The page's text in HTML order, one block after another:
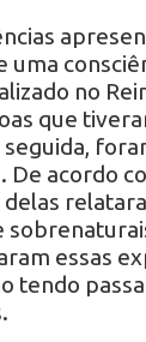
uma
no
que
seguida,
De acordo
delas
essas
tendo